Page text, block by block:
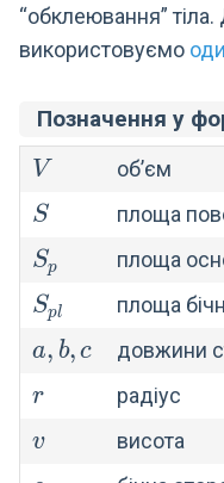
“обклеювання”
використовуємо
Позначення у
V
V об’єм
S
S площа
S_p
Sp площа
S_{pl}
Spl площа
a,
c
a, b, c довжини
r
r радіус
v
v висота